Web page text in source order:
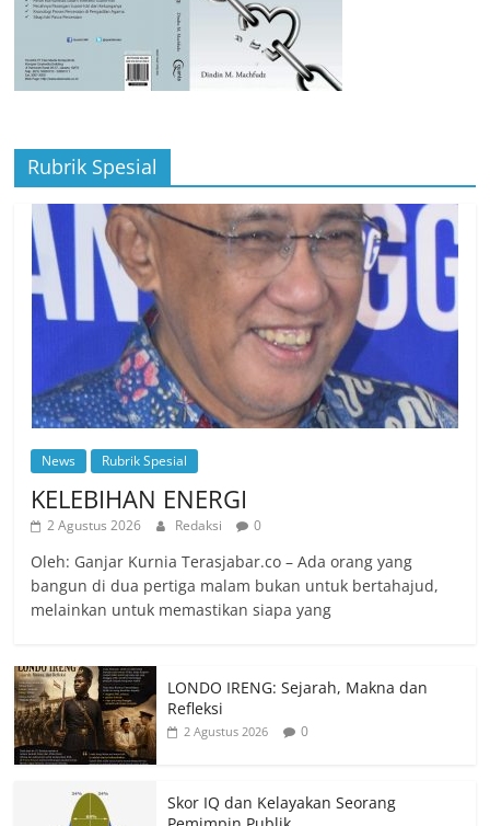
Rubrik Spesial
News Rubrik Spesial
KELEBIHAN ENERGI
2 Agustus 2026 Redaksi 0
Oleh: Ganjar Kurnia Terasjabar.co – Ada orang yang
bangun di dua pertiga malam bukan untuk bertahajud,
melainkan untuk memastikan siapa yang
LONDO IRENG: Sejarah, Makna dan
Refleksi
2 Agustus 2026 0
Skor IQ dan Kelayakan Seorang